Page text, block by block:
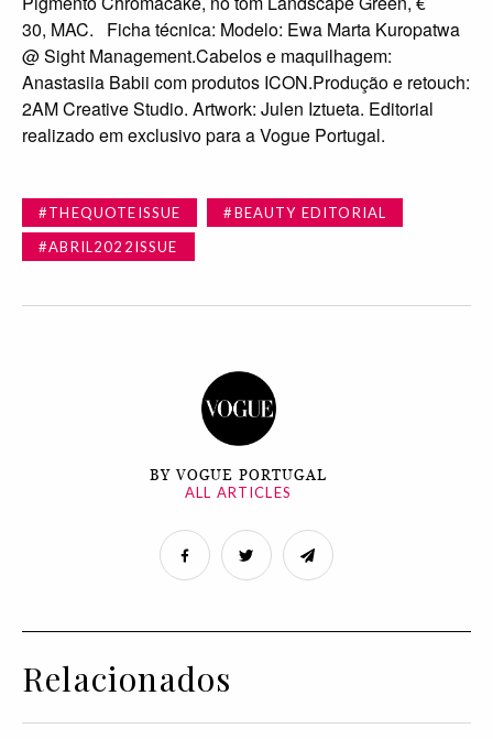
30, MAC. Ficha técnica: Modelo: Ewa Marta Kuropatwa
@ Sight Management.Cabelos e maquilhagem:
Anastasiia Babii com produtos ICON.Produção e retouch:
2AM Creative Studio. Artwork: Julen Iztueta. Editorial
realizado em exclusivo para a Vogue Portugal.
#THEQUOTEISSUE
#BEAUTY EDITORIAL
#ABRIL2022ISSUE
BY VOGUE PORTUGAL
ALL ARTICLES
Relacionados